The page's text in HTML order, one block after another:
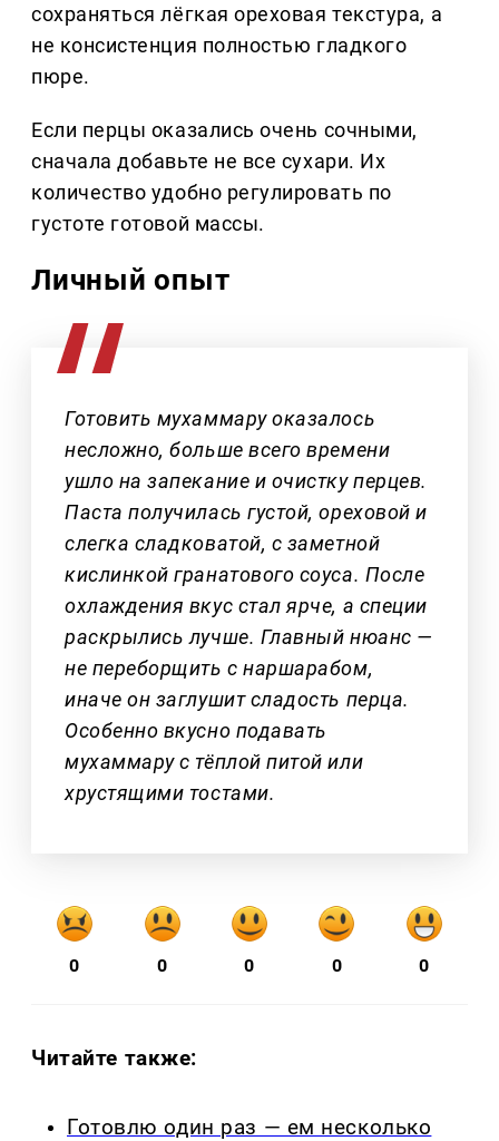
сохраняться лёгкая ореховая текстура, а
не консистенция полностью гладкого
пюре.
Если перцы оказались очень сочными,
сначала добавьте не все сухари. Их
количество удобно регулировать по
густоте готовой массы.
Личный опыт
Готовить мухаммару оказалось
несложно, больше всего времени
ушло на запекание и очистку перцев.
Паста получилась густой, ореховой и
слегка сладковатой, с заметной
кислинкой гранатового соуса. После
охлаждения вкус стал ярче, а специи
раскрылись лучше. Главный нюанс —
не переборщить с наршарабом,
иначе он заглушит сладость перца.
Особенно вкусно подавать
мухаммару с тёплой питой или
хрустящими тостами.
0 0 0 0 0
Читайте также:
Готовлю один раз — ем несколько